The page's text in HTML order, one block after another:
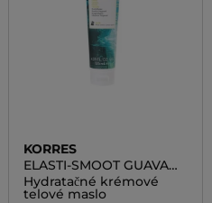
KORRES
ELASTI-SMOOT GUAVA
BODY BUTTER
Hydratačné krémové
telové maslo